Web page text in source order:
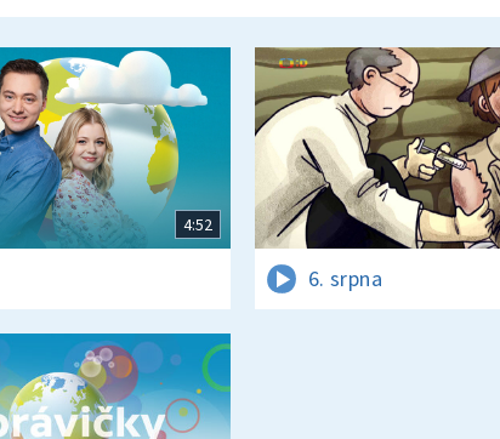
4:52
6. srpna